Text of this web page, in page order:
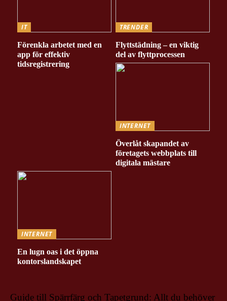
IT
Förenkla arbetet med en
app för effektiv
tidsregistrering
TRENDER
Flyttstädning – en viktig
del av flyttprocessen
INTERNET
Överlåt skapandet av
företagets webbplats till
digitala mästare
INTERNET
En lugn oas i det öppna
kontorslandskapet
Guide till Spärrfärg och Tapetgrund: Allt du behöver